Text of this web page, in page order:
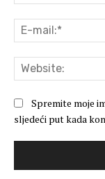
Spremite moje
sljedeći put kada